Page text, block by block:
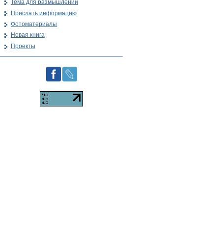
Тема для размышлений
Прислать информацию
Фотоматериалы
Новая книга
Проекты